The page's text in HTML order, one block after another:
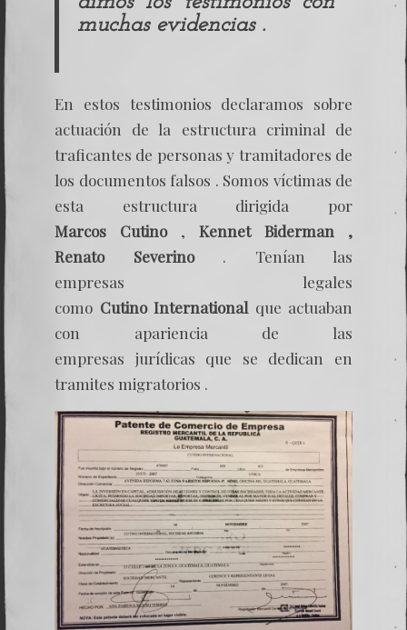
muchas evidencias .
En estos testimonios declaramos sobre
actuación de la estructura criminal de
traficantes de personas y tramitadores de
los documentos falsos . Somos víctimas de
esta estructura dirigida por
Marcos Cutino, Kennet Biderman ,
Renato Severino. Tenían las
empresas legales
como Cutino International que actuaban
con apariencia de las
empresas jurídicas que se dedican en
tramites migratorios .